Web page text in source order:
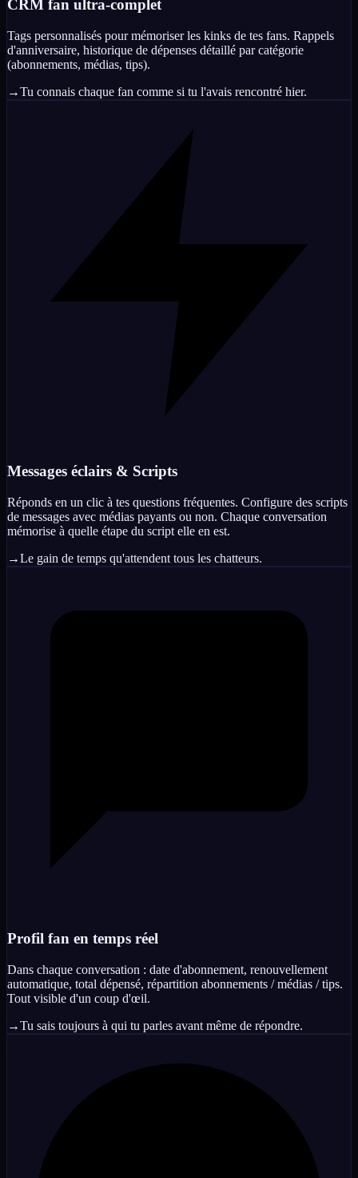
CRM fan ultra-complet
Tags personnalisés pour mémoriser les kinks de tes fans. Rappels
d'anniversaire, historique de dépenses détaillé par catégorie
(abonnements, médias, tips).
→Tu connais chaque fan comme si tu l'avais rencontré hier.
Messages éclairs & Scripts
Réponds en un clic à tes questions fréquentes. Configure des scripts
de messages avec médias payants ou non. Chaque conversation
mémorise à quelle étape du script elle en est.
→Le gain de temps qu'attendent tous les chatteurs.
Profil fan en temps réel
Dans chaque conversation : date d'abonnement, renouvellement
automatique, total dépensé, répartition abonnements / médias / tips.
Tout visible d'un coup d'œil.
→Tu sais toujours à qui tu parles avant même de répondre.